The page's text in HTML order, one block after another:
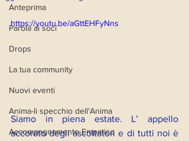
Anteprima
Parola ai soci
Drops
La tua community
Nuovi eventi
Anima-li specchio dell'Anima
Accompagnamento Empatico
https://youtu.be/aGttEHFyNns
Siamo in piena estate. L’ appello
accorato degli ascoltatori e di tutti noi è